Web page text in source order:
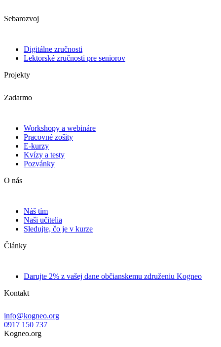
Sebarozvoj
Digitálne zručnosti
Lektorské zručnosti pre seniorov
Projekty
Zadarmo
Workshopy a webináre
Pracovné zošity
E-kurzy
Kvízy a testy
Pozvánky
O nás
Náš tím
Naši učitelia
Sledujte, čo je v kurze
Články
Darujte 2% z vašej dane občianskemu združeniu Kogneo
Kontakt
info@kogneo.org
0917 150 737
Kogneo.org